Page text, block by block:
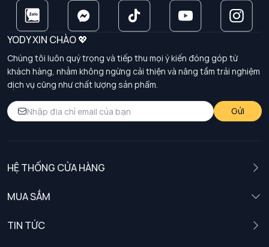
YODY XIN CHÀO 💖
Chúng tôi luôn quý trọng và tiếp thu mọi ý kiến đóng góp từ
khách hàng, nhằm không ngừng cải thiện và nâng tầm trải nghiệm
dịch vụ cũng như chất lượng sản phẩm.
Gửi
HỆ THỐNG CỬA HÀNG
MUA SẮM
TIN TỨC